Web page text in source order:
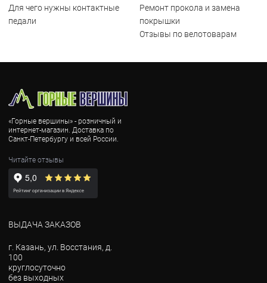
Для чего нужны контактные
педали
Ремонт прокола и замена
покрышки
Отзывы по велотоварам
«Горные вершины» - розничный и
интернет-магазин. Доставка по
Санкт-Петербургу и всей России.
Читайте отзывы
ВЫДАЧА ЗАКАЗОВ
г. Казань, ул. Восстания, д.
100
круглосуточно
без выходных